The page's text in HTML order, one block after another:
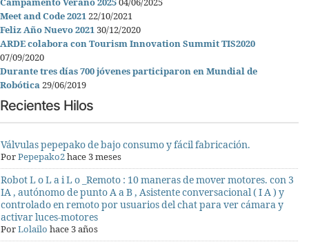
Campamento Verano 202504/06/2025
Meet and Code 202122/10/2021
Feliz Año Nuevo 202130/12/2020
ARDE colabora con Tourism Innovation Summit TIS2020
07/09/2020
Durante tres días 700 jóvenes participaron en Mundial de
Robótica29/06/2019
Recientes Hilos
Válvulas pepepako de bajo consumo y fácil fabricación.
PorPepepako2hace 3 meses
Robot L o L a i L o _Remoto : 10 maneras de mover motores. con 3
IA , autónomo de punto A a B , Asistente conversacional ( I A ) y
controlado en remoto por usuarios del chat para ver cámara y
activar luces-motores
PorLolailo hace 3 años